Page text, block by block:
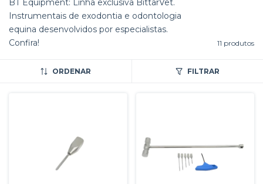
BT Equipment: Linha exclusiva BittarVet.
Instrumentais de exodontia e odontologia
equina desenvolvidos por especialistas.
Confira!
11 produtos
ORDENAR FILTRAR